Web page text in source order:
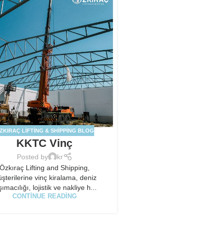
LIFTING & SHIPPING BLOG
KKTC Vinç
Posted by
kr
Özkıraç Lifting and Shipping,
vinç kiralama, deniz
lojistik ve nakliye h...
CONTINUE READING